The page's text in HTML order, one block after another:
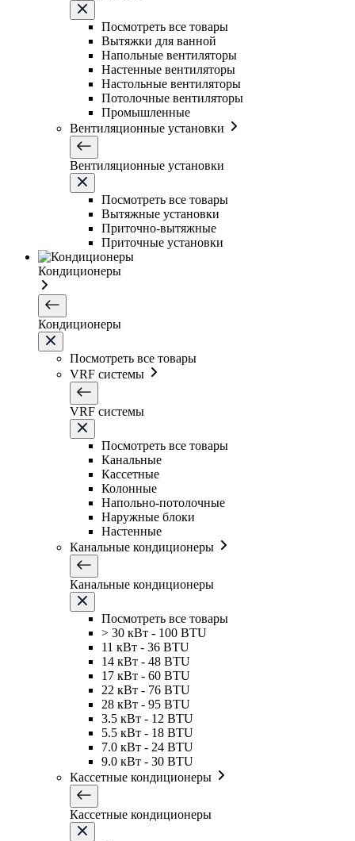
Посмотреть все товары
Вытяжки для ванной
Напольные вентиляторы
Настенные вентиляторы
Настольные вентиляторы
Потолочные вентиляторы
Промышленные
Вентиляционные установки
Вентиляционные установки
Посмотреть все товары
Вытяжные установки
Приточно-вытяжные
Приточные установки
Кондиционеры
Кондиционеры
Посмотреть все товары
VRF системы
VRF системы
Посмотреть все товары
Канальные
Кассетные
Колонные
Напольно-потолочные
Наружные блоки
Настенные
Канальные кондиционеры
Канальные кондиционеры
Посмотреть все товары
> 30 кВт - 100 BTU
11 кВт - 36 BTU
14 кВт - 48 BTU
17 кВт - 60 BTU
22 кВт - 76 BTU
28 кВт - 95 BTU
3.5 кВт - 12 BTU
5.5 кВт - 18 BTU
7.0 кВт - 24 BTU
9.0 кВт - 30 BTU
Кассетные кондиционеры
Кассетные кондиционеры